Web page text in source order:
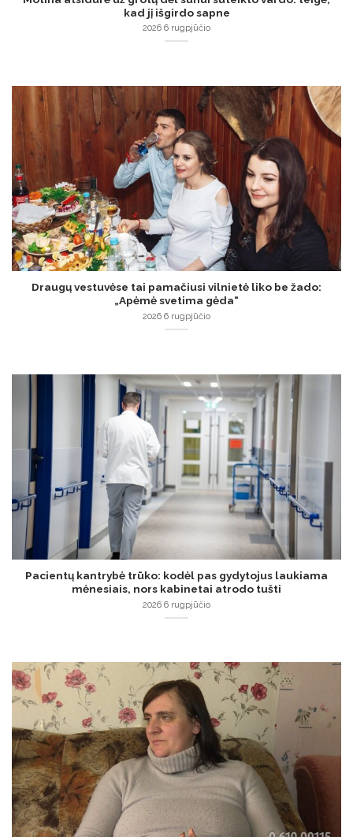
kad jį išgirdo sapne
2026 6 rugpjūčio
Draugų vestuvėse tai pamačiusi vilnietė liko be žado:
„Apėmė svetima gėda“
2026 6 rugpjūčio
Pacientų kantrybė trūko: kodėl pas gydytojus laukiama
mėnesiais, nors kabinetai atrodo tušti
2026 6 rugpjūčio